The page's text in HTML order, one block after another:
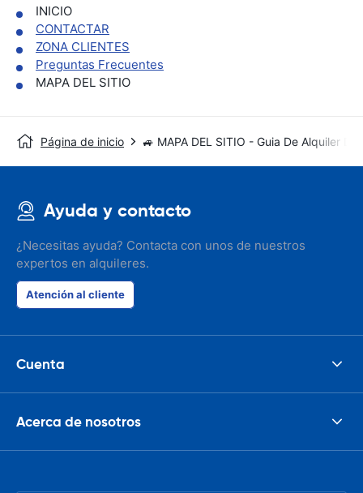
INICIO
CONTACTAR
ZONA CLIENTES
Preguntas Frecuentes
MAPA DEL SITIO
Página de inicio 🚙 MAPA DEL SITIO - Guia De Alquiler De
Ayuda y contacto
¿Necesitas ayuda? Contacta con unos de nuestros
expertos en alquileres.
Atención al cliente
Cuenta
Acerca de nosotros